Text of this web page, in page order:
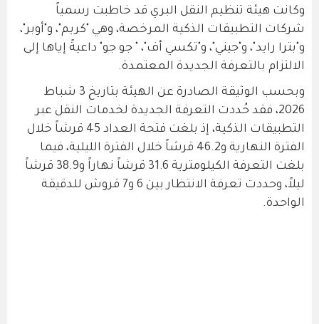
وكانت هيئة تنظيم النقل البري قد خاطبت رسمياً
شركات التطبيقات الذكية المرخصة، وهي "كريم"، و"أوبر"،
و"بترا رايد"، و"جيني"، و"تكسي أف"، " جو جو" داعيةً إياها إلى
الالتزام بالتعرفة الجديدة المعتمدة.
وبحسب الوثيقة الصادرة عن الهيئة بتاريخ 3 شباط
2026، فقد حُددت التعرفة الجديدة لخدمات النقل عبر
التطبيقات الذكية، إذ بلغت فتحة العداد 45 قرشاً خلال
الفترة النهارية و46.2 قرشاً خلال الفترة الليلية، فيما
بلغت التعرفة الكيلومترية 31.6 قرشاً نهاراً و38.9 قرشاً
ليلاً، وحددت تعرفة الانتظار بين 6 و7 قروش للدقيقة
الواحدة.